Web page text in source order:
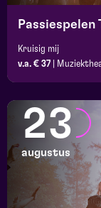
Passiespelen
Kruisig mij
v.a. € 37
23
augustus